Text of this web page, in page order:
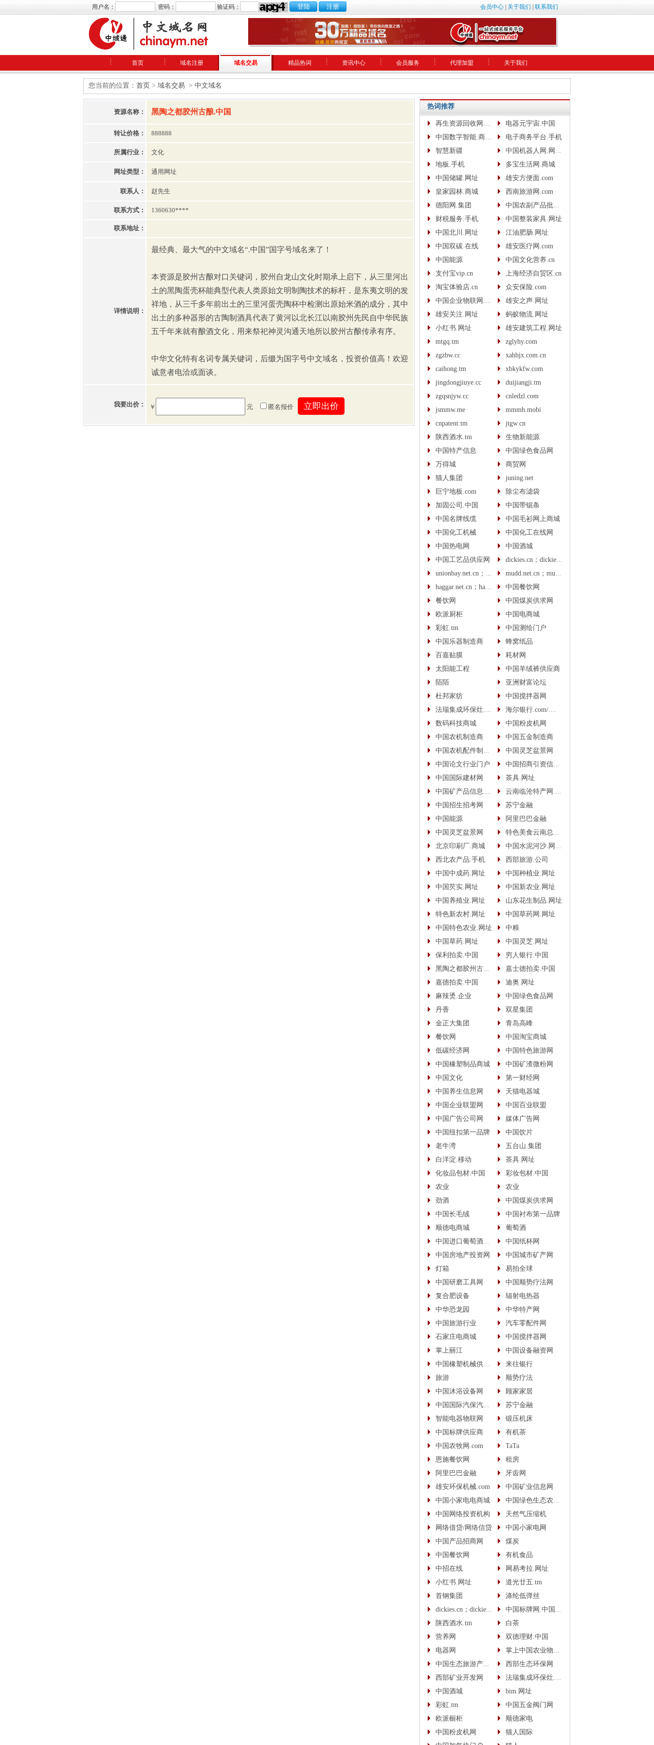
会员中心 关于我们 联系我们
用户名： 密码： 验证码：
首页 域名注册 域名交易 精品热词 资讯中心 会员服务 代理加盟 关于我们
您当前的位置： 首页 > 域名交易 > 中文域名
资源名称： 黑陶之都胶州古酿.中国
转让价格： 888888
所属行业： 文化
网址类型： 通用网址
联系人： 赵先生
联系方式： 1360630****
联系地址：
详情说明：
最经典、最大气的中文域名“.中国”国字号域名来了！
本资源是胶州古酿对口关键词，胶州自龙山文化时期承上启下，从三里河出
土的黑陶蛋壳杯能典型代表人类原始文明制陶技术的标杆，是东夷文明的发
祥地，从三千多年前出土的三里河蛋壳陶杯中检测出原始米酒的成分，其中
出土的多种器形的古陶制酒具代表了黄河以北长江以南胶州先民自中华民族
五千年来就有酿酒文化，用来祭祀神灵沟通天地所以胶州古酿传承有序。
中华文化特有名词专属关键词，后缀为国字号中文域名，投资价值高！欢迎
诚意者电洽或面谈。
我要出价： ￥ 元 匿名报价
热词推荐
再生资源回收网.网址
电器元宇宙.中国
中国数字智能.商城.网址.中文网
电子商务平台.手机
智慧新疆
中国机器人网.网址www.robotcn.top
地板.手机
多宝生活网.商城
中国储罐.网址
雄安方便面.com
皇家园林.商城
西南旅游网.com
德阳网.集团
中国农副产品批发网.com
财税服务.手机
中国整装家具.网址
中国北川.网址
江油肥肠.网址
中国双碳.在线
雄安医疗网.com
中国能源
中国文化营养.cn
支付宝vip.cn
上海经济自贸区.cn
淘宝体验店.cn
众安保险.com
中国企业物联网.com
雄安之声.网址
雄安关注.网址
蚂蚁物流.网址
小红书.网址
雄安建筑工程.网址
mtgq.tm
zglyhy.com
zgzbw.cc
xahbjx.com.cn
caihong.tm
xbkykfw.com
jingdongjiuye.cc
duijiangji.tm
zgqsnjyw.cc
cnledzl.com
jsmmw.me
mmmh.mobi
cnpatent.tm
jtgw.cn
陕西酒水.tm
生物新能源
中国特产信息
中国绿色食品网
万得城
商贸网
猫人集团
juning.net
巨宁地板.com
除尘布滤袋
加固公司.中国
中国带锯条
中国名牌线缆
中国毛衫网上商城
中国化工机械
中国化工在线网
中国热电网
中国酒城
中国工艺品供应网
dickies.cn；dickies.cc
unionbay.net.cn；unionbay.cn
mudd.net.cn；mudd.cn
haggar.net.cn；haggar.cn
中国餐饮网
餐饮网
中国煤炭供求网
欧派厨柜
中国电商城
彩虹.tm
中国测绘门户
中国乐器制造商
蜂窝纸品
百嘉贴膜
耗材网
太阳能工程
中国羊绒裤供应商
陌陌
亚洲财富论坛
杜邦家纺
中国搅拌器网
法瑞集成环保灶.中国
海尔银行.com/.中国
数码科技商城
中国粉皮机网
中国农机制造商
中国五金制造商
中国农机配件制造商
中国灵芝盆景网
中国论文行业门户
中国招商引资信息网
中国国际建材网
茶具.网址
中国矿产品信息.网址
云南临沧特产网.网址
中国招生招考网
苏宁金融
中国能源
阿里巴巴金融
中国灵芝盆景网
特色美食云南总代.商城
北京印刷厂.商城
中国水泥河沙.网址(.手机)
西北农产品.手机
西部旅游.公司
中国中成药.网址
中国种植业.网址
中国芡实.网址
中国新农业.网址
中国养殖业.网址
山东花生制品.网址
特色新农村.网址
中国草药网.网址
中国特色农业.网址
中粮
中国草药.网址
中国灵芝.网址
保利拍卖.中国
穷人银行.中国
黑陶之都胶州古酿.中国
嘉士德拍卖.中国
嘉德拍卖.中国
迪奥.网址
麻辣烫.企业
中国绿色食品网
丹香
双星集团
金正大集团
青岛高峰
餐饮网
中国淘宝商城
低碳经济网
中国特色旅游网
中国橡塑制品商城
中国矿渣微粉网
中国文化
第一财经网
中国养生信息网
天猫电器城
中国企业联盟网
中国百业联盟
中国广告公司网
媒体广告网
中国纽扣第一品牌
中国饮片
老牛湾
五台山.集团
白洋淀.移动
茶具.网址
化妆品包材.中国
彩妆包材.中国
农业
农业
劲酒
中国煤炭供求网
中国长毛绒
中国衬布第一品牌
顺德电商城
葡萄酒
中国进口葡萄酒商城
中国纸杯网
中国房地产投资网
中国城市矿产网
灯箱
易拍全球
中国研磨工具网
中国顺势疗法网
复合肥设备
辐射电热器
中华恐龙园
中华特产网
中国旅游行业
汽车零配件网
石家庄电商城
中国搅拌器网
掌上丽江
中国设备融资网
中国橡塑机械供应商
来往银行
旅游
顺势疗法
中国沐浴设备网
顾家家居
中国国际汽保汽配城
苏宁金融
智能电器物联网
锻压机床
中国标牌供应商
有机茶
中国农牧网.com
TaTa
恩施餐饮网
租房
阿里巴巴金融
牙齿网
雄安环保机械.com
中国矿业信息网
中国小家电电商城
中国绿色生态农业信息网
中国网络投资机构
天然气压缩机
网络借贷/网络信贷
中国小家电网
中国产品招商网
煤炭
中国餐饮网
有机食品
中招在线
网易考拉.网址
小红书.网址
道光廿五.tm
首钢集团
涤纶低弹丝
dickies.cn；dickies.cc
中国标牌网.中国(cn)
陕西酒水.tm
白茶
营养网
双德理财.中国
电器网
掌上中国农业物联网
中国生态旅游产业网
西部生态环保网
西部矿业开发网
法瑞集成环保灶.中国
中国酒城
bim.网址
彩虹.tm
中国五金阀门网
欧派橱柜
顺德家电
中国粉皮机网
猫人国际